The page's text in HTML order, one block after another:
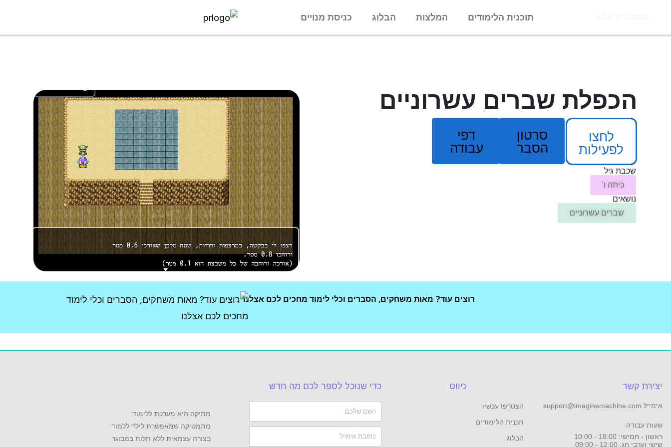
תוכנית הלימודים המלצות הבלוג כניסת מנויים
הכפלת שברים עשרוניים
לחצו
לפעילות
סרטון
הסבר
דפי
עבודה
שכבת גיל
כיתה ו'
נושאים
שברים עשרוניים
רוצים עוד? מאות משחקים, הסברים וכלי לימוד מחכים לכם אצלנו :
יצירת קשר
אימייל support@imaginemachine.com
שעות עבודה
ראשון - חמישי: 18:00 - 10:00
שישי וערבי חג: 12:00 - 09:00
ניווט
הצטרפו עכשיו
תכנית הלימודים
הבלוג
כדי שנוכל לספר לכם מה חדש
Name
Email
מתיקה היא מערכת ללימוד
מתמטיקה שמאפשרת לילד ללמוד
בצורה עצמאית ללא תלות במבוגר